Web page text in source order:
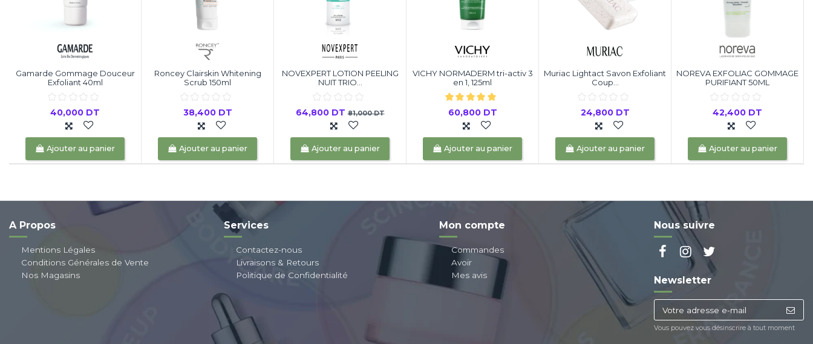
Gamarde Gommage Douceur
Exfoliant 40ml
40,000 DT
Ajouter au panier
Roncey Clairskin Whitening
Scrub 150ml
38,400 DT
Ajouter au panier
NOVEXPERT LOTION PEELING
NUIT TRIO...
64,800 DT81,000 DT
Ajouter au panier
VICHY NORMADERM tri-activ 3
en 1, 125ml
60,800 DT
Ajouter au panier
Muriac Lightact Savon Exfoliant
Coup...
24,800 DT
Ajouter au panier
NOREVA EXFOLIAC GOMMAGE
PURIFIANT 50ML
42,400 DT
Ajouter au panier
A Propos
Mentions Légales
Conditions Générales de Vente
Nos Magasins
Services
Contactez-nous
Livraisons & Retours
Politique de Confidentialité
Mon compte
Commandes
Avoir
Mes avis
Nous suivre
Newsletter
Vous pouvez vous désinscrire à tout moment